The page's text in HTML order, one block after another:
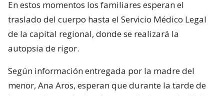
En estos momentos los familiares esperan el
traslado del cuerpo hasta el Servicio Médico Legal
de la capital regional, donde se realizará la
autopsia de rigor.
Según información entregada por la madre del
menor, Ana Aros, esperan que durante la tarde de